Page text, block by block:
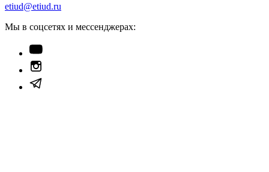
etiud@etiud.ru
Мы в соцсетях и мессенджерах: